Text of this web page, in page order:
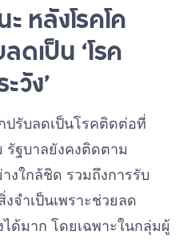
ะ หลังโรคโค
ดเป็น ‘โรค
วัง’
ปรับลดเป็นโรคติดต่อที่
รัฐบาลยังคงติดตาม
งใกล้ชิด รวมถึงการรับ
จำเป็นเพราะช่วยลด
ได้มาก โดยเฉพาะในกลุ่มผู้